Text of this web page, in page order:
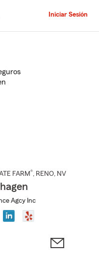
Iniciar Sesión
FARM®, RENO, NV
Agcy Inc